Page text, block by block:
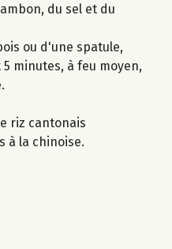
du sel et du
ou d'une spatule,
minutes, à feu moyen,
riz cantonais
à la chinoise.